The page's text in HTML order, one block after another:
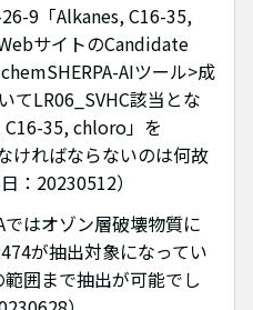
9「Alkanes, C16-35,
サイトのCandidate
AIツール>成
てLR06_SVHC該当とな
C16-35, chloro」を
ければならないのは何故
：20230512）
はオゾン層破壊物質に
が抽出対象になってい
囲まで抽出が可能でし